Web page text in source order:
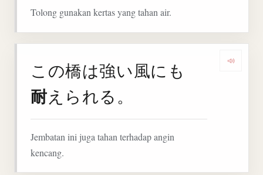
Tolong gunakan kertas yang tahan air.
この橋は強い風にも
耐えられる。
Jembatan ini juga tahan terhadap angin
kencang.